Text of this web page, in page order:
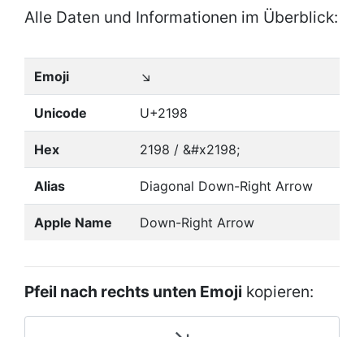
Alle Daten und Informationen im Überblick:
Emoji ↘
Unicode U+2198
Hex 2198 / &#x2198;
Alias Diagonal Down-Right Arrow
Apple Name Down-Right Arrow
Pfeil nach rechts unten Emoji kopieren: